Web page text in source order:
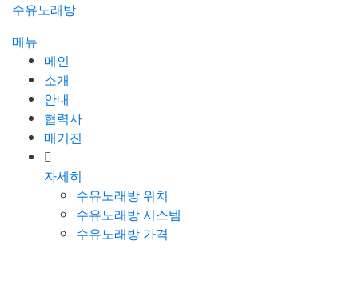
수유노래방
메뉴
메인
소개
안내
협력사
매거진
자세히
수유노래방 위치
수유노래방 시스템
수유노래방 가격